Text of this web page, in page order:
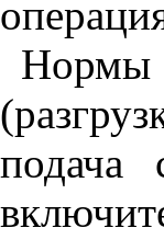
Нормы
подача